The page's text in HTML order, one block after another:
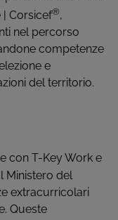
| Corsicef®,
nel percorso
competenze
e
del territorio.
con T-Key Work e
Ministero del
extracurricolari
Queste